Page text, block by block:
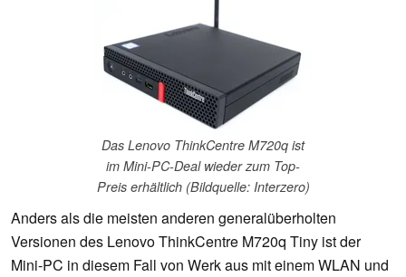
Das Lenovo ThinkCentre M720q ist
im Mini-PC-Deal wieder zum Top-
Preis erhältlich (Bildquelle: Interzero)
Anders als die meisten anderen generalüberholten
Versionen des Lenovo ThinkCentre M720q Tiny ist der
Mini-PC in diesem Fall von Werk aus mit einem WLAN und